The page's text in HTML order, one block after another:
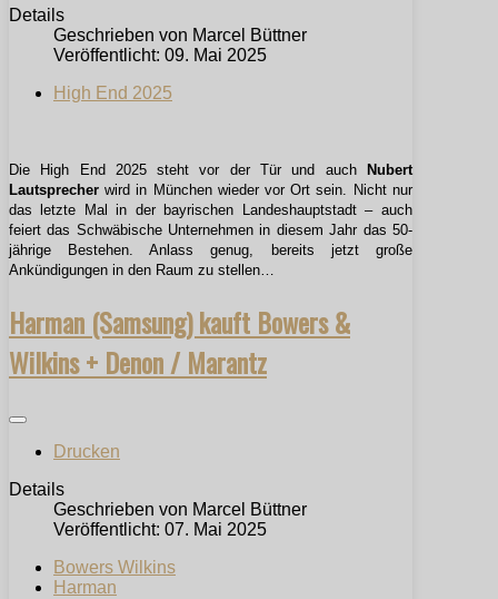
Details
Geschrieben von Marcel Büttner
Veröffentlicht: 09. Mai 2025
High End 2025
Die High End 2025 steht vor der Tür und auch
Nubert
Lautsprecher wird in München wieder vor Ort sein. Nicht nur
das letzte Mal in der bayrischen Landeshauptstadt – auch
feiert das Schwäbische Unternehmen in diesem Jahr das 50-
jährige Bestehen. Anlass genug, bereits jetzt große
Ankündigungen in den Raum zu stellen…
Harman (Samsung) kauft Bowers &
Wilkins + Denon / Marantz
Drucken
Details
Geschrieben von Marcel Büttner
Veröffentlicht: 07. Mai 2025
Bowers Wilkins
Harman